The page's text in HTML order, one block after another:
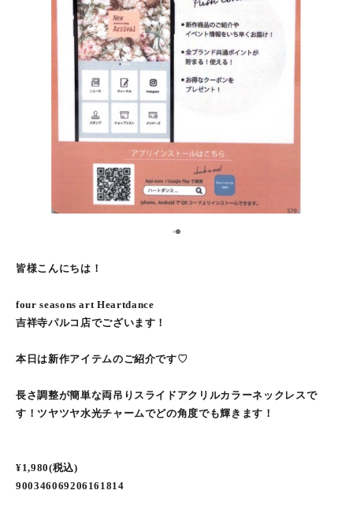
1
皆様こんにちは！
four seasons art Heartdance
吉祥寺パルコ店でございます！
本日は新作アイテムのご紹介です♡
長さ調整が簡単な両吊りスライドアクリルカラーネックレスで
す！ツヤツヤ水光チャームでどの角度でも輝きます！
¥1,980(税込)
900346069206161814